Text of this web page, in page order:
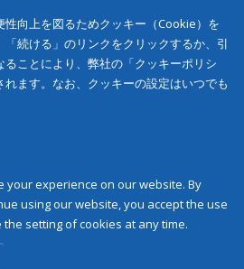
向上を図るためクッキー（Cookie）を
続ける」のリンクをクリックするか、引
ことにより、弊社の「クッキーポリシ
ます。なお、クッキーの設定はいつでも
your experience on our website. By
using our website, you accept the use
setting of cookies at any time.